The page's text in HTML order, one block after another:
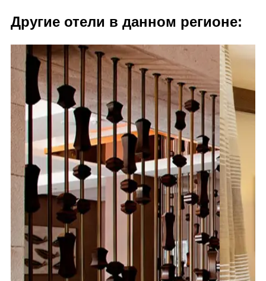
Другие отели в данном регионе: